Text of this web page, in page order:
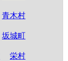
青木村
坂城町
栄村